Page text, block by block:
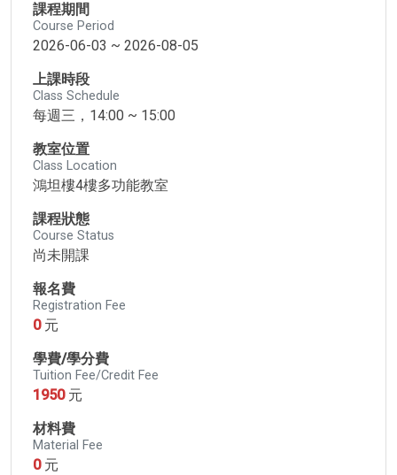
課程期間
Course Period
2026-06-03 ~ 2026-08-05
上課時段
Class Schedule
每週三，14:00 ~ 15:00
教室位置
Class Location
鴻坦樓4樓多功能教室
課程狀態
Course Status
尚未開課
報名費
Registration Fee
0 元
學費/學分費
Tuition Fee/Credit Fee
1950 元
材料費
Material Fee
0 元